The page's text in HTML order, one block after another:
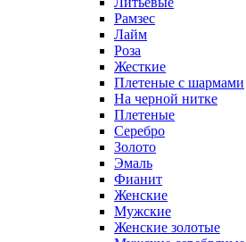
Рамзес
Лайм
Роза
Жесткие
Плетеные с шармами
На черной нитке
Плетеные
Серебро
Золото
Эмаль
Фианит
Женские
Мужские
Женские золотые